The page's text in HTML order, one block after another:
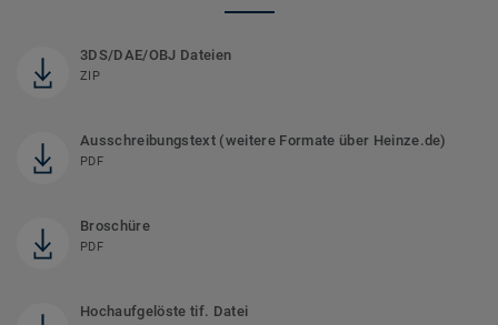
3DS/DAE/OBJ Dateien
ZIP
Ausschreibungstext (weitere Formate über Heinze.de)
PDF
Broschüre
PDF
Hochaufgelöste tif. Datei